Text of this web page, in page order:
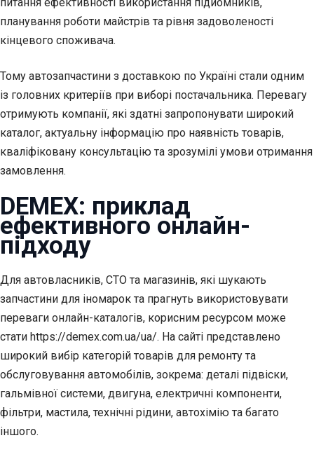
планування роботи майстрів та рівня задоволеності
кінцевого споживача.
Тому автозапчастини з доставкою по Україні стали одним
із головних критеріїв при виборі постачальника. Перевагу
отримують компанії, які здатні запропонувати широкий
каталог, актуальну інформацію про наявність товарів,
кваліфіковану консультацію та зрозумілі умови отримання
замовлення.
DEMEX: приклад
ефективного онлайн-
підходу
Для автовласників, СТО та магазинів, які шукають
запчастини для іномарок та прагнуть використовувати
переваги онлайн-каталогів, корисним ресурсом може
стати https://demex.com.ua/ua/. На сайті представлено
широкий вибір категорій товарів для ремонту та
обслуговування автомобілів, зокрема: деталі підвіски,
гальмівної системи, двигуна, електричні компоненти,
фільтри, мастила, технічні рідини, автохімію та багато
іншого.